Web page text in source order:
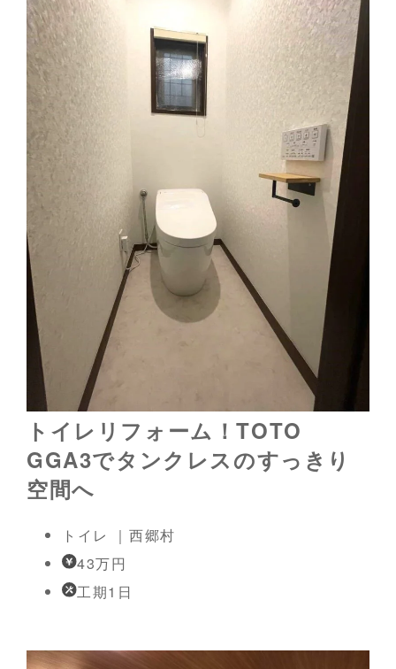
トイレリフォーム！TOTO
GGA3でタンクレスのすっきり
空間へ
トイレ ｜西郷村
43万円
工期1日